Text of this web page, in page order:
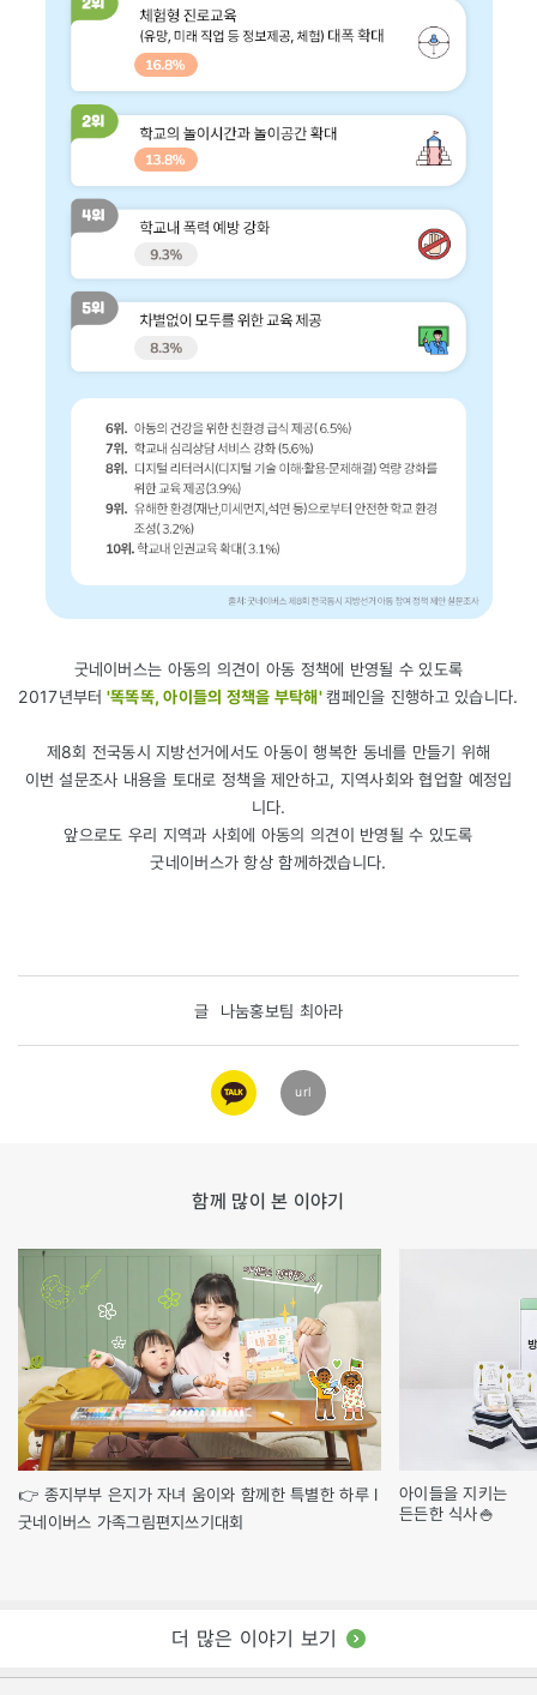
굿네이버스는 아동의 의견이 아동 정책에 반영될 수 있도록
2017년부터 '똑똑똑, 아이들의 정책을 부탁해'캠페인을 진행하고 있습니다.
제8회 전국동시 지방선거에서도 아동이 행복한 동네를 만들기 위해
이번 설문조사 내용을 토대로 정책을 제안하고, 지역사회와 협업할 예정입
니다.
앞으로도 우리 지역과 사회에 아동의 의견이 반영될 수 있도록
굿네이버스가 항상 함께하겠습니다.
글 나눔홍보팀 최아라
카카오
링크
url
함께 많이 본 이야기
👉 종지부부 은지가 자녀 움이와 함께한 특별한 하루 l
굿네이버스 가족그림편지쓰기대회
아이들을 지키는
든든한 식사🍚
더 많은 이야기 보기